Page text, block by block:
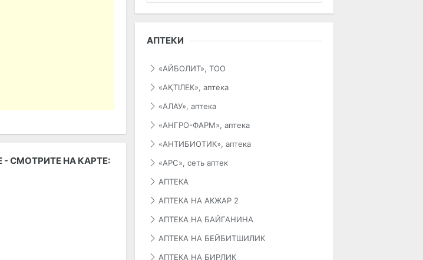
- СМОТРИТЕ НА КАРТЕ:
АПТЕКИ
«АЙБОЛИТ», ТОО
«АҚТІЛЕК», аптека
«АЛАУ», аптека
«АНГРО-ФАРМ», аптека
«АНТИБИОТИК», аптека
«АРС», сеть аптек
АПТЕКА
АПТЕКА НА АКЖАР 2
АПТЕКА НА БАЙГАНИНА
АПТЕКА НА БЕЙБИТШИЛИК
АПТЕКА НА БИРЛИК